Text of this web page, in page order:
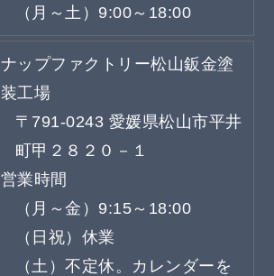
（月～土）9:00～18:00
ナップファクトリー松山鈑金塗
装工場
〒791-0243 愛媛県松山市平井
町甲２８２０－１
営業時間
（月～金）9:15～18:00
（日祝）休業
（土）不定休。カレンダーを